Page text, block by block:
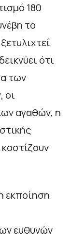
180
το
ότι
των
οι
αγαθών, η
εκποίηση
ευθυνών